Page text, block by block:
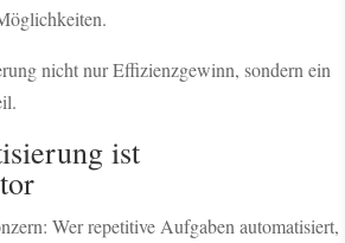
nicht nur Effizienzgewinn, sondern ein
ist
Wer repetitive Aufgaben automatisiert,